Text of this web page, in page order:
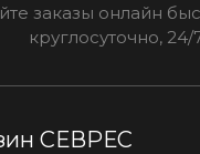
заказы онлайн
круглосуточно, 24/
СЕВРЕС